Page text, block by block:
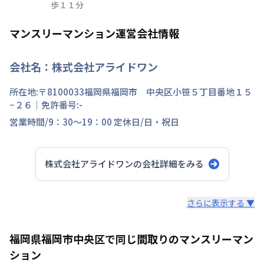
歩１１分
マンスリーマンション運営会社情報
会社名： 株式会社アライドワン
所在地:〒8100033福岡県福岡市 中央区小笹５丁目番地１５
−２６ ｜免許番号:-
営業時間/9：30～19：00 定休日/日・祝日
株式会社アライドワンの会社詳細をみる
私たちは福岡の街が大好きです。だからこそ知って欲しい
福岡の魅力。 滞在中の宿泊費を少しでも安く抑える事に
さらに表示する ▼
福岡県福岡市中央区で同じ間取りのマンスリーマン
ション